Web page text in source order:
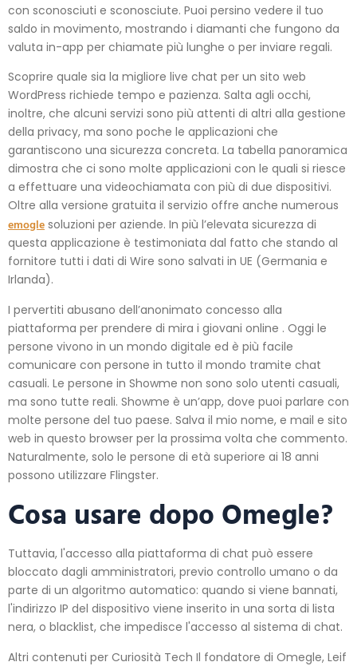
con sconosciuti e sconosciute. Puoi persino vedere il tuo
saldo in movimento, mostrando i diamanti che fungono da
valuta in-app per chiamate più lunghe o per inviare regali.
Scoprire quale sia la migliore live chat per un sito web
WordPress richiede tempo e pazienza. Salta agli occhi,
inoltre, che alcuni servizi sono più attenti di altri alla gestione
della privacy, ma sono poche le applicazioni che
garantiscono una sicurezza concreta. La tabella panoramica
dimostra che ci sono molte applicazioni con le quali si riesce
a effettuare una videochiamata con più di due dispositivi.
Oltre alla versione gratuita il servizio offre anche numerous
emogle soluzioni per aziende. In più l’elevata sicurezza di
questa applicazione è testimoniata dal fatto che stando al
fornitore tutti i dati di Wire sono salvati in UE (Germania e
Irlanda).
I pervertiti abusano dell’anonimato concesso alla
piattaforma per prendere di mira i giovani online . Oggi le
persone vivono in un mondo digitale ed è più facile
comunicare con persone in tutto il mondo tramite chat
casuali. Le persone in Showme non sono solo utenti casuali,
ma sono tutte reali. Showme è un’app, dove puoi parlare con
molte persone del tuo paese. Salva il mio nome, e mail e sito
web in questo browser per la prossima volta che commento.
Naturalmente, solo le persone di età superiore ai 18 anni
possono utilizzare Flingster.
Cosa usare dopo Omegle?
Tuttavia, l'accesso alla piattaforma di chat può essere
bloccato dagli amministratori, previo controllo umano o da
parte di un algoritmo automatico: quando si viene bannati,
l'indirizzo IP del dispositivo viene inserito in una sorta di lista
nera, o blacklist, che impedisce l'accesso al sistema di chat.
Altri contenuti per Curiosità Tech Il fondatore di Omegle, Leif